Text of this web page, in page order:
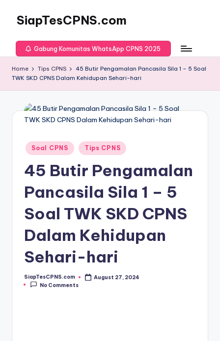
SiapTesCPNS.com
Gabung Komunitas WhatsApp CPNS 2025
Home Tips CPNS
45 Butir Pengamalan Pancasila Sila 1 – 5 Soal
TWK SKD CPNS Dalam Kehidupan Sehari-hari
Posted
in
Soal CPNS Tips CPNS
45 Butir Pengamalan
Pancasila Sila 1 – 5
Soal TWK SKD CPNS
Dalam Kehidupan
Sehari-hari
Posted
by
SiapTesCPNS.com
August 27, 2024
No Comments